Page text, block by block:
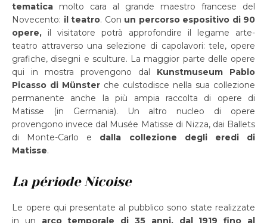
tematica molto cara al grande maestro francese del
Novecento: il teatro. Con un percorso espositivo di 90
opere, il visitatore potrà approfondire il legame arte-
teatro attraverso una selezione di capolavori: tele, opere
grafiche, disegni e sculture. La maggior parte delle opere
qui in mostra provengono dal Kunstmuseum Pablo
Picasso di Münster che culstodisce nella sua collezione
permanente anche la più ampia raccolta di opere di
Matisse (in Germania). Un altro nucleo di opere
provengono invece dal Musée Matisse di Nizza, dai Ballets
di Monte-Carlo e dalla collezione degli eredi di
Matisse.
La période Nicoise
Le opere qui presentate al pubblico sono state realizzate
in un arco temporale di 35 anni, dal 1919 fino al